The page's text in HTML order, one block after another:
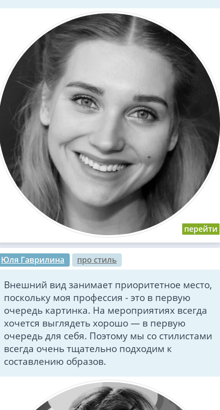
Юля Гаврилина про стиль
Внешний вид занимает приоритетное место,
поскольку моя профессия - это в первую
очередь картинка. На мероприятиях всегда
хочется выглядеть хорошо — в первую
очередь для себя. Поэтому мы со стилистами
всегда очень тщательно подходим к
составлению образов.